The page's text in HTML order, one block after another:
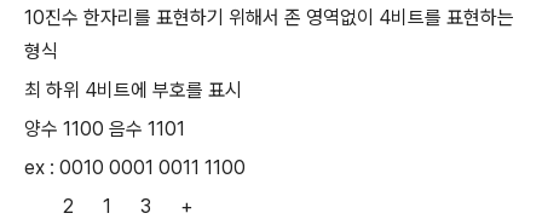
10진수 한자리를 표현하기 위해서 존 영역없이 4비트를 표현하는
형식
최 하위 4비트에 부호를 표시
양수 1100 음수 1101
ex : 0010 0001 0011 1100
2 1 3 +